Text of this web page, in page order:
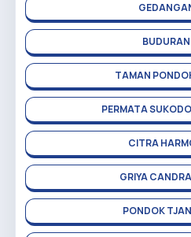
TAMAN
PERMATA
CITRA
GRIYA
PONDOK